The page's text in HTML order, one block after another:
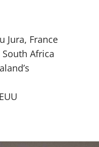
Jura, France
Africa